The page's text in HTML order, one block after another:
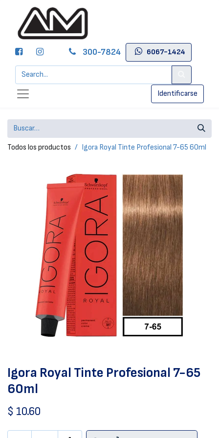
300-7824 6067-1424
Identificarse
Todos los productos Igora Royal Tinte Profesional 7-65 60ml
Igora Royal Tinte Profesional 7-65
60ml
$ 10.60